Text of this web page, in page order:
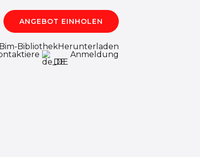
ANGEBOT EINHOLEN
Bim-BibliothekHerunterladen
DE
Anmeldung